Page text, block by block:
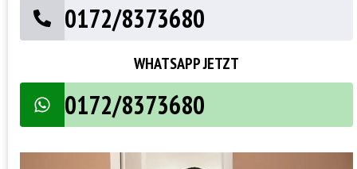
0172/8373680
WHATSAPP JETZT
0172/8373680